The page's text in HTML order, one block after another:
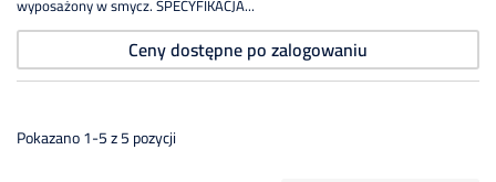
wyposażony w smycz. SPECYFIKACJA...
Ceny dostępne po zalogowaniu
Pokazano 1-5 z 5 pozycji